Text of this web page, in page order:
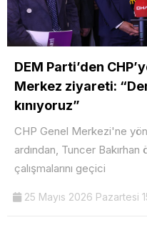
DEM Parti’den
Merkez ziyareti:
kınıyoruz”
CHP Genel Merkezi'ne
ardından, Tuncer
çalışmalarını geçici
25 Mayıs 2026 Pazartesi